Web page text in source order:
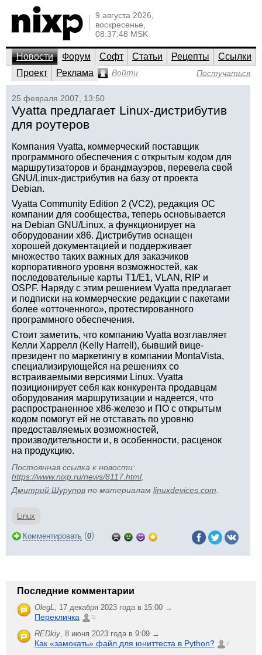
9 августа 2026,
воскресенье,
08:37:48 MSK
Новости Форум Софт Статьи Рецепты
Ссылки
Проект
Реклама Войти Постучаться
25 февраля 2007, 13:50
Vyatta предлагает Linux-дистрибутив
для роутеров
Компания Vyatta, коммерческий поставщик
программного обеспечения с открытым кодом для
маршрутизаторов и брандмауэров, перевела свой
GNU/Linux-дистрибутив на базу от проекта
Debian.
Vyatta Community Edition 2 (VC2), редакция ОС
компании для сообщества, теперь основывается
на Debian GNU/Linux, а функционирует на
оборудовании x86. Дистрибутив оснащен
хорошей документацией и поддерживает
множество таких важных для заказчиков
корпоративного уровня возможностей, как
последовательные карты T1/E1, VLAN, RIP и
OSPF. Наряду с этим решением Vyatta предлагает
и подписки на коммерческие редакции с пакетами
более «отточенного», протестированного
программного обеспечения.
Стоит заметить, что компанию Vyatta возглавляет
Келли Харрелл (Kelly Harrell), бывший вице-
президент по маркетингу в компании MontaVista,
специализирующейся на решениях со
встраиваемыми версиями Linux. Vyatta
позиционирует себя как конкурента продавцам
оборудования маршрутизации и надеется, что
распространенное x86-железо и ПО с открытым
кодом помогут ей не отставать по уровню
предоставляемых возможностей,
производительности и, в особенности, расценок
на продукцию.
Постоянная ссылка к новости:
https://www.nixp.ru/news/8117.html.
Дмитрий Шурупов по материалам linuxdevices.com
Linux
Комментировать (0)
Последние комментарии
OlegL, 17 декабря 2023 года в 15:00 →
Перекличка 21
REDkiy, 8 июня 2023 года в 9:09 →
Как «замокать» файл для юниттеста в Python? 2